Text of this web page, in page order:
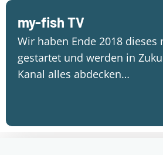
my-fish TV
Wir haben Ende 2018 dieses
gestartet und werden in
Kanal alles abdecken…